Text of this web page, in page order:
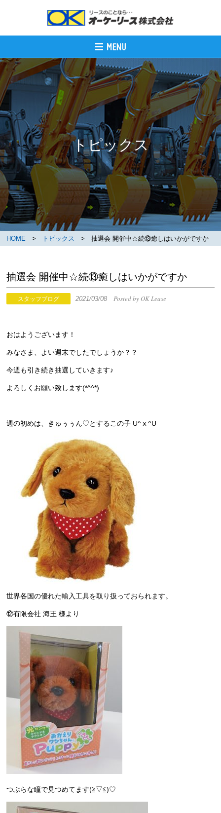
トピックス
HOME > トピックス > 抽選会 開催中☆続⑬癒しはいかがですか
抽選会 開催中☆続⑬癒しはいかがですか
スタッフブログ 2021/03/08Posted by OK Lease
おはようございます！
みなさま、よい週末でしたでしょうか？？
今週も引き続き抽選していきます♪
よろしくお願い致します(*^^*)
週の初めは、きゅぅぅん♡とするこの子 U^ⅹ^U
世界各国の優れた輸入工具を取り扱っておられます。
⑫有限会社 海王 様より
つぶらな瞳で見つめてます(≧▽≦)♡